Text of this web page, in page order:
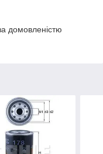
домовленістю